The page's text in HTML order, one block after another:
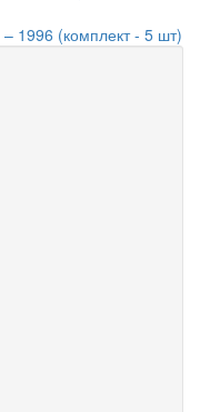
1996 (комплект - 5 шт)